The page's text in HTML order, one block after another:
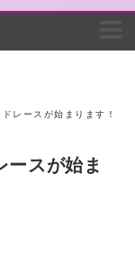
レースが始まります！
スが始ま